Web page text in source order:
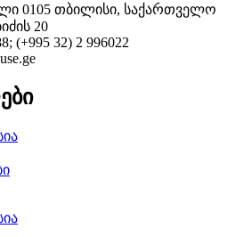
0105 თბილისი, საქართველო
20
(+995 32) 2 996022